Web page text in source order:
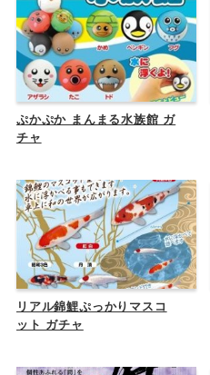
ぷかぷか まんまる水族館 ガ
チャ
リアル錦鯉ぷっかりマスコ
ット ガチャ